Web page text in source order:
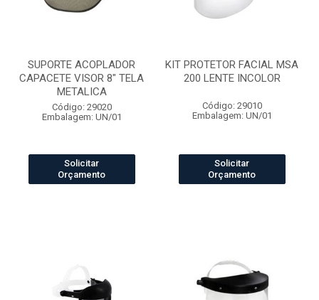
SUPORTE ACOPLADOR
CAPACETE VISOR 8" TELA
METALICA
Código: 29020
Embalagem: UN/01
Solicitar
Orçamento
KIT PROTETOR FACIAL MSA
200 LENTE INCOLOR
Código: 29010
Embalagem: UN/01
Solicitar
Orçamento